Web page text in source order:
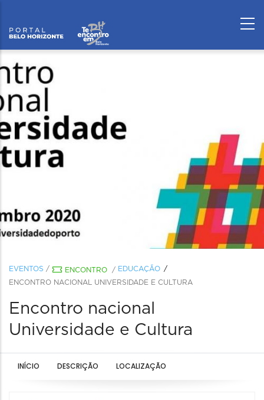
EVENTOS / ENCONTRO / EDUCAÇÃO
ENCONTRO NACIONAL UNIVERSIDADE E CULTURA
Encontro nacional
Universidade e Cultura
INÍCIO DESCRIÇÃO LOCALIZAÇÃO